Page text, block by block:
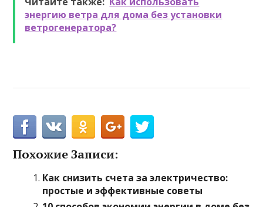
энергию ветра для дома без установки
ветрогенератора?
Похожие Записи:
Как снизить счета за электричество:
простые и эффективные советы